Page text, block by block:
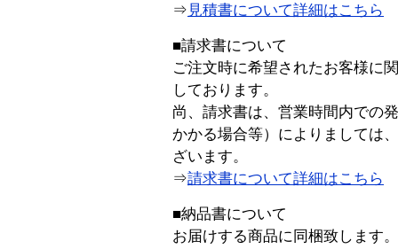
⇒ 見積書について詳細はこちら
■請求書について
ご注文時に希望されたお客様に
しております。
尚、請求書は、営業時間内での
かかる場合等）によりましては
ざいます。
⇒請求書について詳細はこちら
■納品書について
お届けする商品に同梱致します。